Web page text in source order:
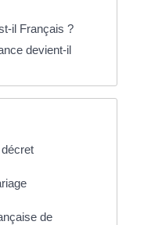
il Français ?
devient-il
de